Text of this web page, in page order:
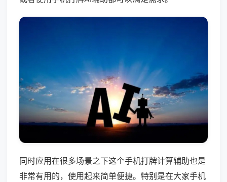
同时应用在很多场景之下这个手机打牌计算辅助也是
非常有用的，使用起来简单便捷。特别是在大家手机